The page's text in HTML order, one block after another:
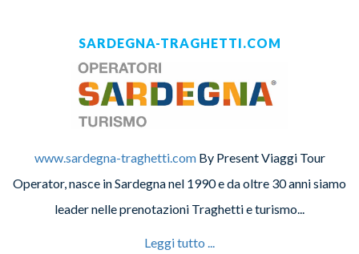
SARDEGNA-TRAGHETTI.COM
www.sardegna-traghetti.comBy Present Viaggi Tour
Operator, nasce in Sardegna nel 1990 e da oltre 30 anni siamo
leader nelle prenotazioni Traghetti e turismo...
Leggi tutto ...